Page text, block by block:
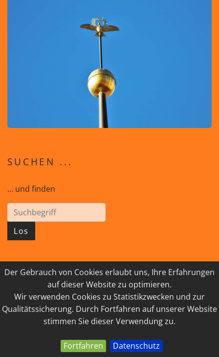
Der Gebrauch von Cookies erlaubt uns, Ihre Erfahrungen
auf dieser Website zu optimieren.
Wir verwenden Cookies zu Statistikzwecken und zur
Qualitätssicherung. Durch Fortfahren auf unserer Website
stimmen Sie dieser Verwendung zu.
Fortfahren Datenschutz
SUCHEN ...
... und finden
Los
© 2026 GEISTreich - Diözese Innsbruck
IMPRESSUM
LINKSAMMLUNG
DATENSCHUTZ
KONTAKT
powered by webEdition CMS